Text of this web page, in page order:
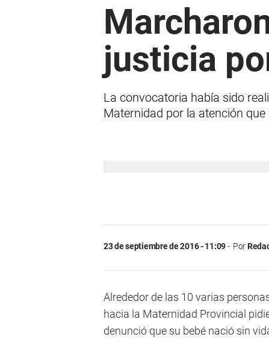
justicia
La convocatoria había sido
Maternidad por la atención
23 de septiembre de 2016 - 11:09 Por
Alrededor de las 10 varias
hacia la Maternidad Provincial
denunció que su bebé nació sin